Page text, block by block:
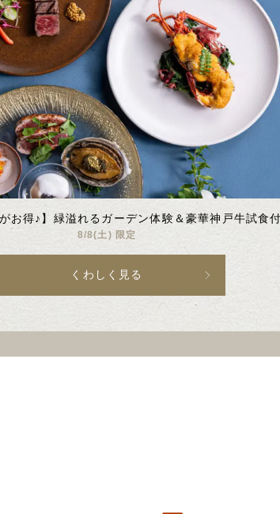
3 5
9 10 11 12 13
16 17 18 19 20
23 24 25
30
10
Oct
お得♪】緑溢れるガーデン体験＆豪華神戸牛試食付
8/8(土) 限定
くわしく見る